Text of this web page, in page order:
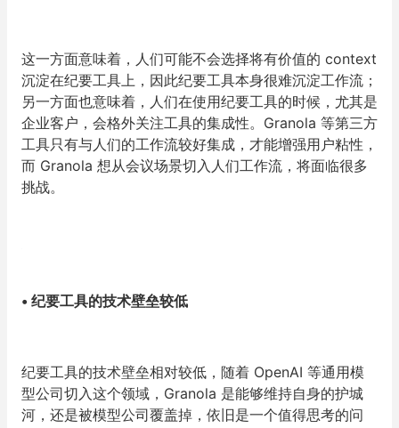
这一方面意味着，人们可能不会选择将有价值的 context
沉淀在纪要工具上，因此纪要工具本身很难沉淀工作流；
另一方面也意味着，人们在使用纪要工具的时候，尤其是
企业客户，会格外关注工具的集成性。Granola 等第三方
工具只有与人们的工作流较好集成，才能增强用户粘性，
而 Granola 想从会议场景切入人们工作流，将面临很多
挑战。
• 纪要工具的技术壁垒较低
纪要工具的技术壁垒相对较低，随着 OpenAI 等通用模
型公司切入这个领域，Granola 是能够维持自身的护城
河，还是被模型公司覆盖掉，依旧是一个值得思考的问